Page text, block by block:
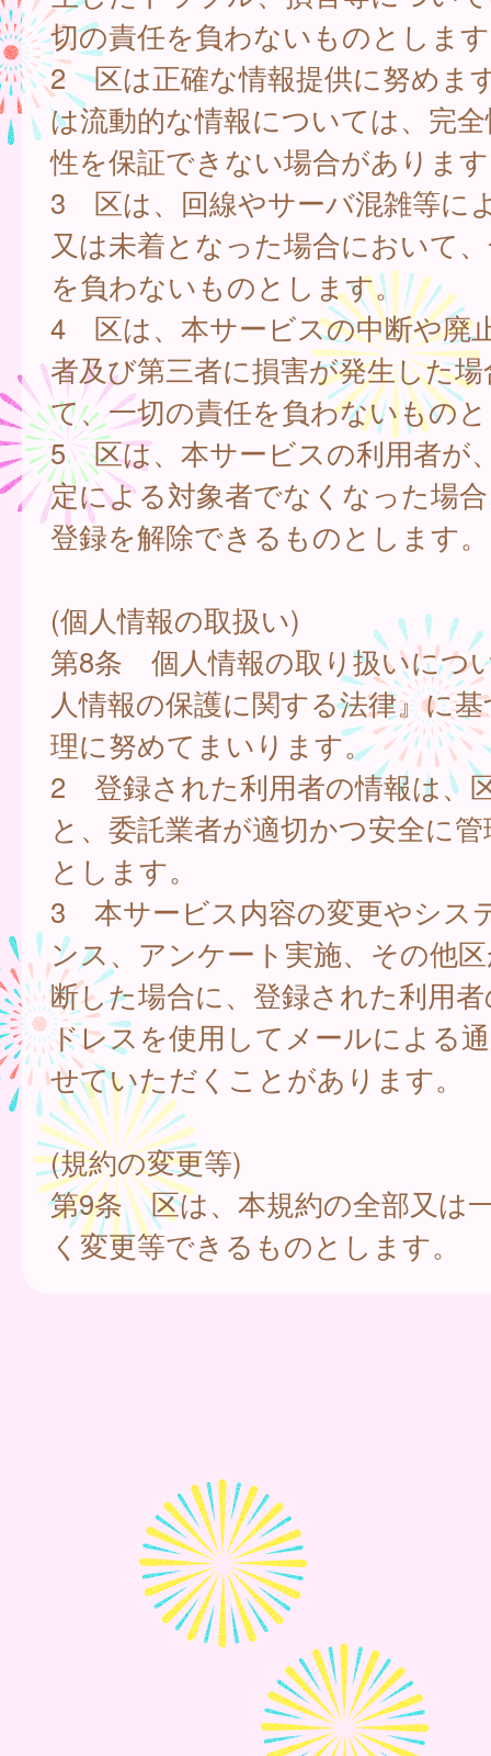
切の責任を負わないものとしま
2 区は正確な情報提供に努めま
は流動的な情報については、完
性を保証できない場合がありま
3 区は、回線やサーバ混雑等に
又は未着となった場合において
を負わないものとします。
4 区は、本サービスの中断や廃
者及び第三者に損害が発生した
て、一切の責任を負わないもの
5 区は、本サービスの利用者が
定による対象者でなくなった場
登録を解除できるものとします。
(個人情報の取扱い)
第8条 個人情報の取り扱いにつ
人情報の保護に関する法律』に
理に努めてまいります。
2 登録された利用者の情報は、
と、委託業者が適切かつ安全に
とします。
3 本サービス内容の変更やシス
ンス、アンケート実施、その他
断した場合に、登録された利用
ドレスを使用してメールによる
せていただくことがあります。
(規約の変更等)
第9条 区は、本規約の全部又は
く変更等できるものとします。